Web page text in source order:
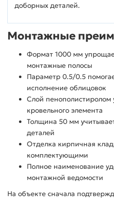
доборных деталей.
Монтажные
Формат 1000 мм
монтажные полосы
Параметр 0.5/0.5
исполнение облицовок
Слой пенополистиролом
кровельного элемента
Толщина 50 мм
деталей
Отделка кирпичная
комплектующими
Полное наименование
монтажной ведомости
На объекте сначала